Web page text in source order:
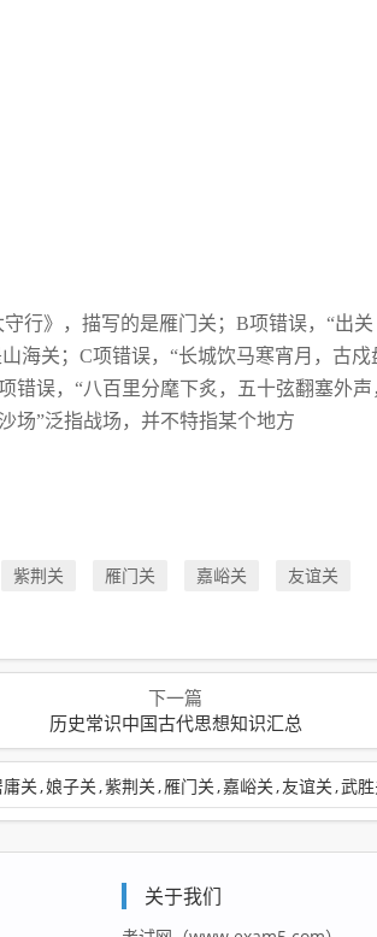
行》，描写的是雁门关；B项错误，“出关
海关；C项错误，“长城饮马寒宵月，古戍
误，“八百里分麾下炙，五十弦翻塞外声
场”泛指战场，并不特指某个地方
紫荆关 雁门关 嘉峪关
友谊关
下一篇
历史常识中国古代思想知识汇总
庸关 娘子关 紫荆关 雁门关 嘉峪关 友谊关 武
关于我们